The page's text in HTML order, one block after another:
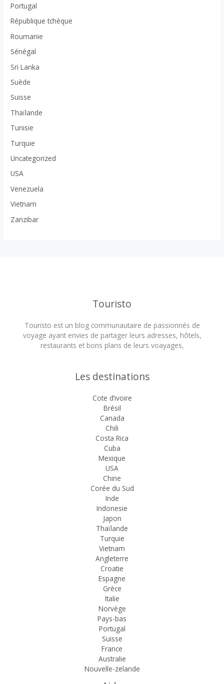
Portugal
République tchèque
Roumanie
Sénégal
Sri Lanka
Suède
Suisse
Thaïlande
Tunisie
Turquie
Uncategorized
USA
Venezuela
Vietnam
Zanzibar
Touristo
Touristo est un blog communautaire de passionnés de
voyage ayant envies de partager leurs adresses, hôtels,
restaurants et bons plans de leurs voayages,
Les destinations
Cote d’ivoire
Brésil
Canada
Chili
Costa Rica
Cuba
Mexique
USA
Chine
Corée du Sud
Inde
Indonesie
Japon
Thaïlande
Turquie
Vietnam
Angleterre
Croatie
Espagne
Grèce
Italie
Norvège
Pays-bas
Portugal
Suisse
France
Australie
Nouvelle-zelande